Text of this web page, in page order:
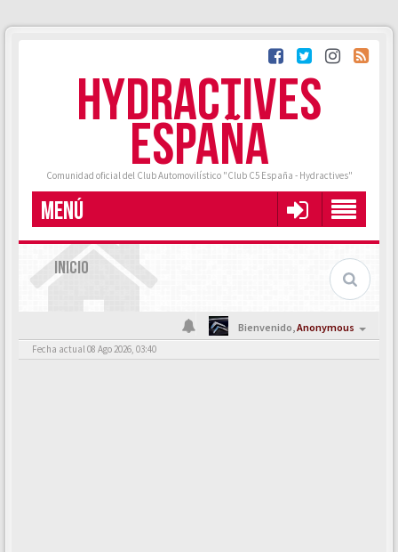
HYDRACTIVES
ESPAÑA
Comunidad oficial del Club Automovilístico "Club C5 España - Hydractives"
MENÚ
INICIO
Bienvenido,Anonymous
Fecha actual 08 Ago 2026, 03:40